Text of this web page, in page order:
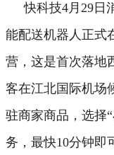
快科技4月29日
能配送机器人正式
营，这是首次落地
客在江北国际机场
驻商家商品，选择
务，最快10分钟即